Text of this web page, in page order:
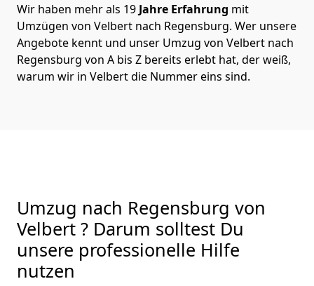
Wir haben mehr als 19 Jahre Erfahrung mit
Umzügen von Velbert nach Regensburg. Wer unsere
Angebote kennt und unser Umzug von Velbert nach
Regensburg von A bis Z bereits erlebt hat, der weiß,
warum wir in Velbert die Nummer eins sind.
Umzug nach Regensburg von
Velbert ? Darum solltest Du
unsere professionelle Hilfe
nutzen